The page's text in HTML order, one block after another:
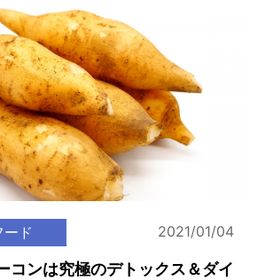
ード 2021/01/04
コンは究極のデトックス＆ダイ